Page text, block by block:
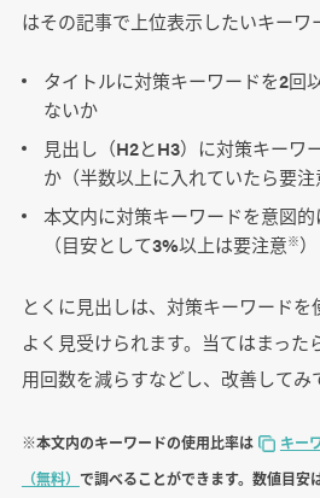
はその記事で上位表示したいキーワ
タイトルに対策キーワードを2回
ないか
見出し（H2とH3）に対策キーワ
か（半数以上に入れていたら要注
本文内に対策キーワードを意図
（目安として3%以上は要注意※）
とくに見出しは、対策キーワード
よく見受けられます。当てはまった
用回数を減らすなどし、改善してみ
※本文内のキーワードの使用比率は
キー
（無料） で調べることができます。数値目安